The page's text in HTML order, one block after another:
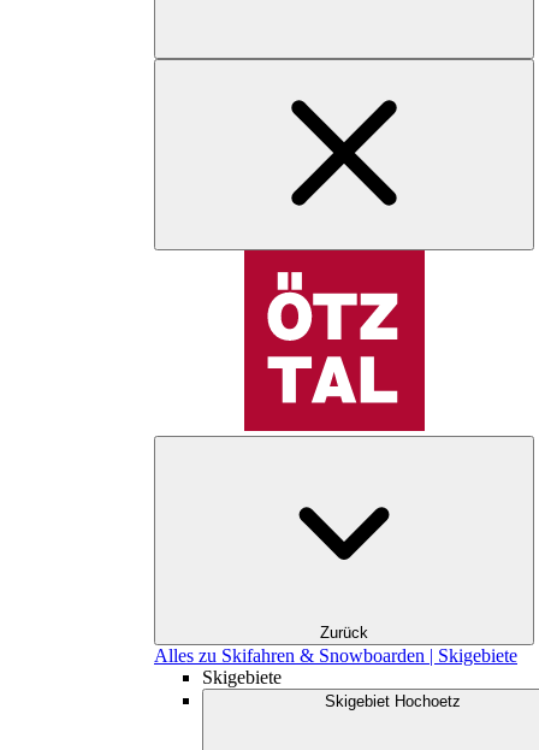
Zurück
Alles zu Skifahren & Snowboarden | Skigebiete
Skigebiete
Skigebiet Hochoetz